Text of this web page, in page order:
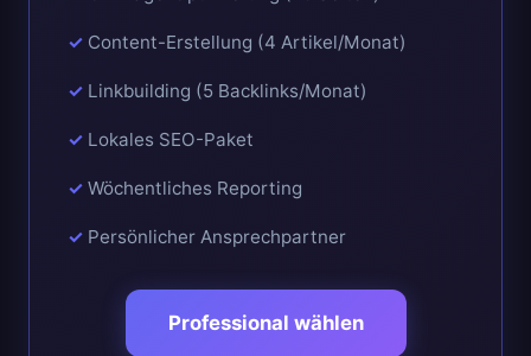
Content-Erstellung (4 Artikel/Monat)
Linkbuilding (5 Backlinks/Monat)
Lokales SEO-Paket
Wöchentliches Reporting
Persönlicher Ansprechpartner
Professional wählen